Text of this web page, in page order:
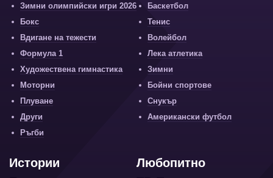
Зимни олимпийски игри 2026
Баскетбол
Бокс
Тенис
Вдигане на тежести
Волейбол
Формула 1
Лека атлетика
Художествена гимнастика
Зимни
Моторни
Бойни спортове
Плуване
Снукър
Други
Американски футбол
Ръгби
Любопитно
Истории